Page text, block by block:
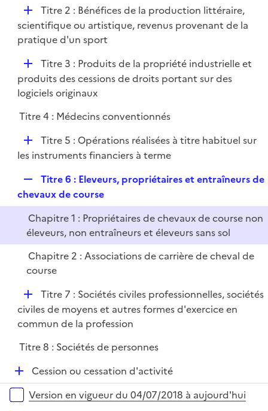
l
i
e
r
l
i
r
D
é
p
e
r
Titre 2 : Bénéfices de la production littéraire,
scientifique ou artistique, revenus provenant de la
pratique d'un sport
D
é
p
i
Titre 3 : Produits de la propriété industrielle et
produits des cessions de droits portant sur des
logiciels originaux
Titre 4 : Médecins conventionnés
D
é
i
e
r
Titre 5 : Opérations réalisées à titre habituel sur
les instruments financiers à terme
e
p
l
i
e
Titre 6 : Eleveurs, propriétaires et entraîneurs de
chevaux de course
Chapitre 1 : Propriétaires de chevaux de course non
éleveurs, non entraîneurs et éleveurs sans sol
Chapitre 2 : Associations de carrière de cheval de
course
D
é
p
i
e
r
Titre 7 : Sociétés civiles professionnelles, sociétés
civiles de moyens et autres formes d'exercice en
commun de la profession
Titre 8 : Sociétés de personnes
D
é
p
Cession ou cessation d'activité
Versions sur la période
Version en vigueur du 04/07/2018 à aujourd'hui